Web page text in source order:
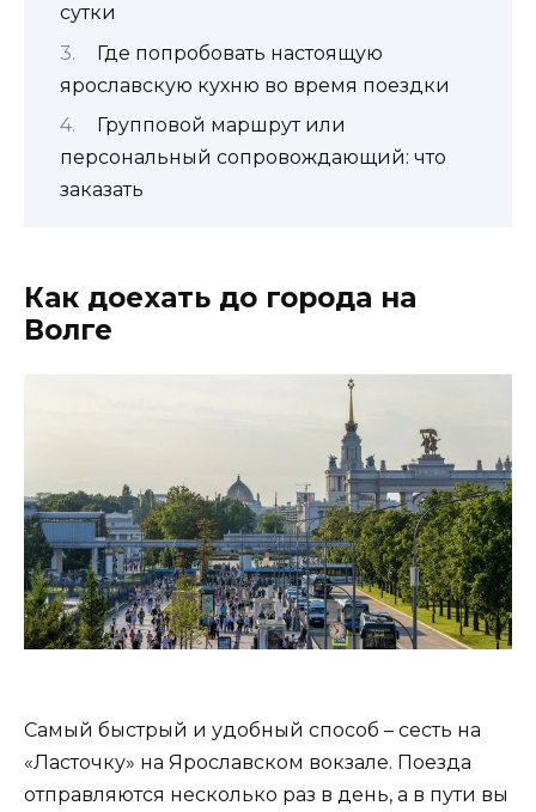
сутки
Где попробовать настоящую
ярославскую кухню во время поездки
Групповой маршрут или
персональный сопровождающий: что
заказать
Как доехать до города на
Волге
Самый быстрый и удобный способ – сесть на
«Ласточку» на Ярославском вокзале. Поезда
отправляются несколько раз в день, а в пути вы